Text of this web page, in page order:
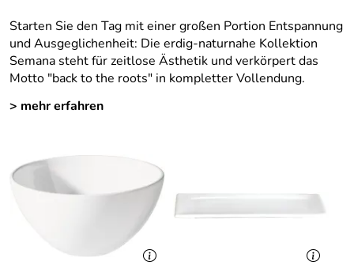
Starten Sie den Tag mit einer großen Portion Entspannung
und Ausgeglichenheit: Die erdig-naturnahe Kollektion
Semana steht für zeitlose Ästhetik und verkörpert das
Motto "back to the roots" in kompletter Vollendung.
> mehr erfahren